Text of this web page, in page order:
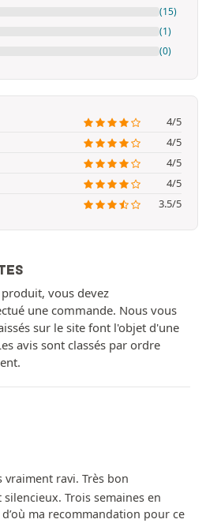
(15)
(1)
(0)
4/5
4/5
4/5
4/5
3.5/5
vous devez
une commande. Nous vous
sur le site font l'objet d'une
avis sont classés par ordre
vraiment ravi. Très bon
Trois semaines en
ma recommandation pour ce